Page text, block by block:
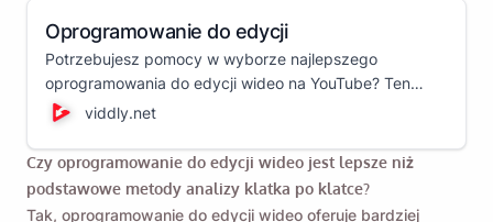
Oprogramowanie do edycji
Potrzebujesz pomocy w wyborze najlepszego
oprogramowania do edycji wideo na YouTube? Ten
przewodnik przeprowadzi Cię przez różne edytory
potrzeb w zakresie edycji wideo!
viddly.net
Czy oprogramowanie do edycji wideo jest lepsze niż
podstawowe metody analizy klatka po klatce?
Tak, oprogramowanie do edycji wideo oferuje bardziej